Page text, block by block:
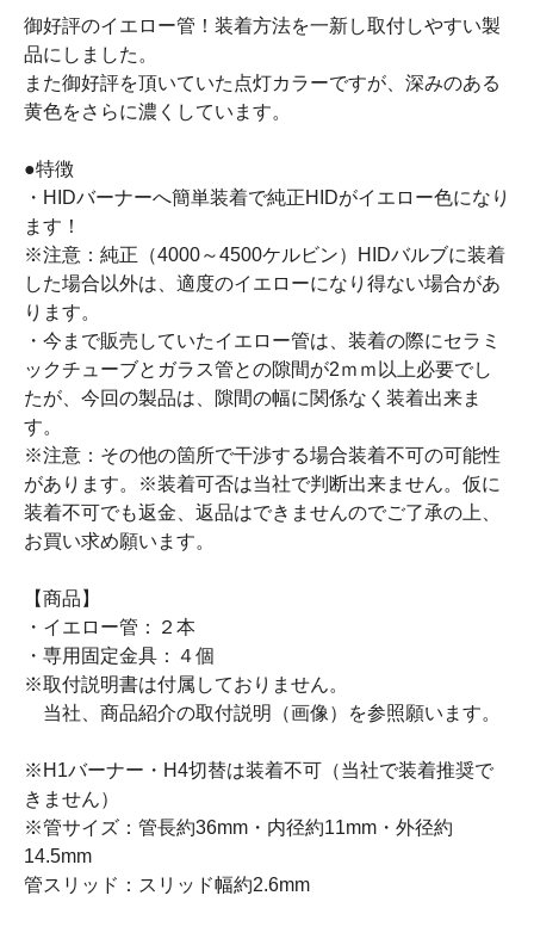
御好評のイエロー管！装着方法を一新し取付しやすい製
品にしました。
また御好評を頂いていた点灯カラーですが、深みのある
黄色をさらに濃くしています。
●特徴
・HIDバーナーへ簡単装着で純正HIDがイエロー色になり
ます！
※注意：純正（4000～4500ケルビン）HIDバルブに装着
した場合以外は、適度のイエローになり得ない場合があ
ります。
・今まで販売していたイエロー管は、装着の際にセラミ
ックチューブとガラス管との隙間が2ｍｍ以上必要でし
たが、今回の製品は、隙間の幅に関係なく装着出来ま
す。
※注意：その他の箇所で干渉する場合装着不可の可能性
があります。※装着可否は当社で判断出来ません。仮に
装着不可でも返金、返品はできませんのでご了承の上、
お買い求め願います。
【商品】
・イエロー管：２本
・専用固定金具：４個
※取付説明書は付属しておりません。
当社、商品紹介の取付説明（画像）を参照願います。
※H1バーナー・H4切替は装着不可（当社で装着推奨で
きません）
※管サイズ：管長約36mm・内径約11mm・外径約
14.5mm
管スリッド：スリッド幅約2.6mm